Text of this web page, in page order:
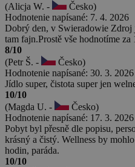
(Alicja W. -
Česko)
Hodnotenie napísané: 7. 4. 2026
Dobrý den, v Swieradowie Zdroj
tam fajn.Prostě vše hodnotíme
8/10
(Petr Š. -
Česko)
Hodnotenie napísané: 30. 3. 2026
Jídlo super, čistota super jen
10/10
(Magda U. -
Česko)
Hodnotenie napísané: 17. 3. 2026
Pobyt byl přesně dle popisu,
krásný a čistý. Wellness by
hodin, paráda.
10/10